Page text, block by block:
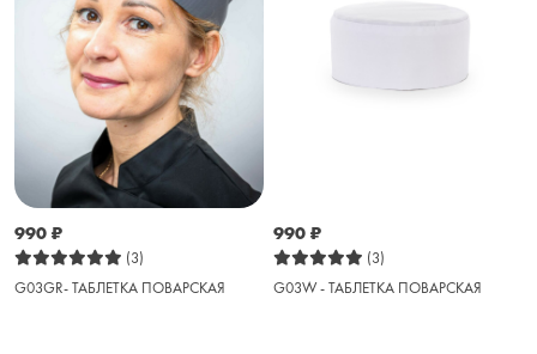
990 ₽
(3)
G03GR- ТАБЛЕТКА ПОВАРСКАЯ
990 ₽
(3)
G03W - ТАБЛЕТКА ПОВАРСКАЯ